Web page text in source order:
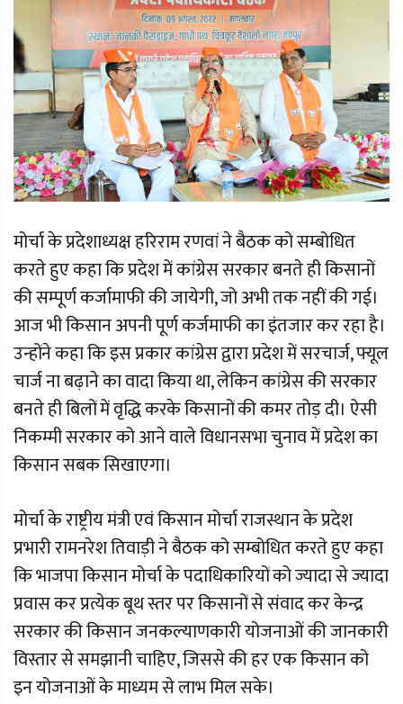
मोर्चा के प्रदेशाध्यक्ष हरिराम रणवां ने बैठक को सम्बोधित
करते हुए कहा कि प्रदेश में कांग्रेस सरकार बनते ही किसानों
की सम्पूर्ण कर्जामाफी की जायेगी, जो अभी तक नहीं की गई।
आज भी किसान अपनी पूर्ण कर्जमाफी का इंतजार कर रहा है।
उन्होंने कहा कि इस प्रकार कांग्रेस द्वारा प्रदेश में सरचार्ज, फ्यूल
चार्ज ना बढ़ाने का वादा किया था, लेकिन कांग्रेस की सरकार
बनते ही बिलों में वृद्धि करके किसानों की कमर तोड़ दी। ऐसी
निकम्मी सरकार को आने वाले विधानसभा चुनाव में प्रदेश का
किसान सबक सिखाएगा।
मोर्चा के राष्ट्रीय मंत्री एवं किसान मोर्चा राजस्थान के प्रदेश
प्रभारी रामनरेश तिवाड़ी ने बैठक को सम्बोधित करते हुए कहा
कि भाजपा किसान मोर्चा के पदाधिकारियों को ज्यादा से ज्यादा
प्रवास कर प्रत्येक बूथ स्तर पर किसानों से संवाद कर केन्द्र
सरकार की किसान जनकल्याणकारी योजनाओं की जानकारी
विस्तार से समझानी चाहिए, जिससे की हर एक किसान को
इन योजनाओं के माध्यम से लाभ मिल सके।